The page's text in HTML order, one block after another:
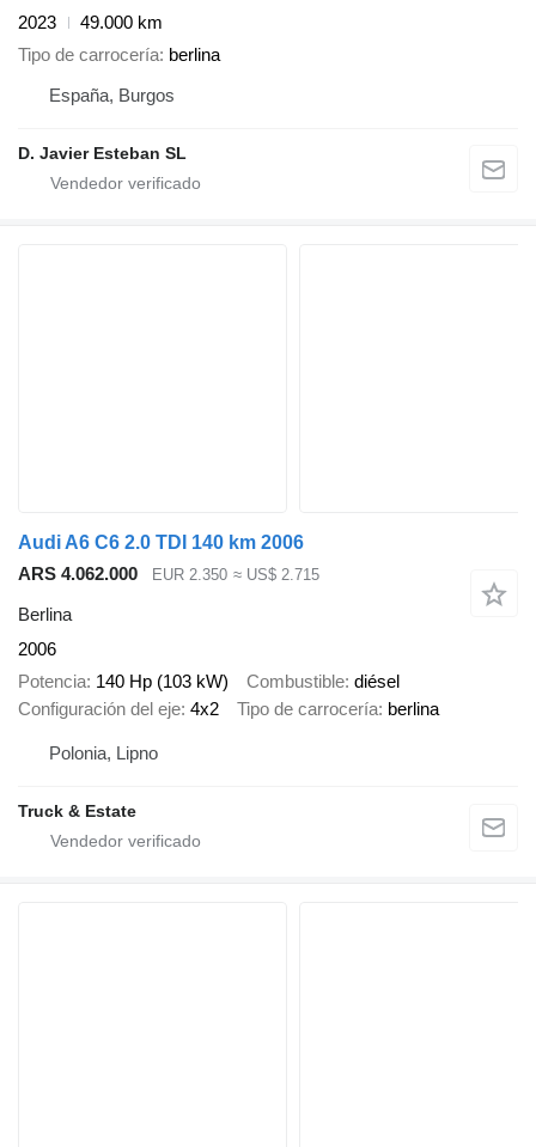
2023
49.000 km
Tipo de carrocería berlina
España, Burgos
D. Javier Esteban SL
Audi A6 C6 2.0 TDI 140 km 2006
ARS 4.062.000
EUR 2.350 ≈ US$ 2.715
Berlina
2006
Potencia 140 Hp (103 kW) Combustible diésel
Configuración del eje 4x2 Tipo de carrocería berlina
Polonia, Lipno
Truck & Estate